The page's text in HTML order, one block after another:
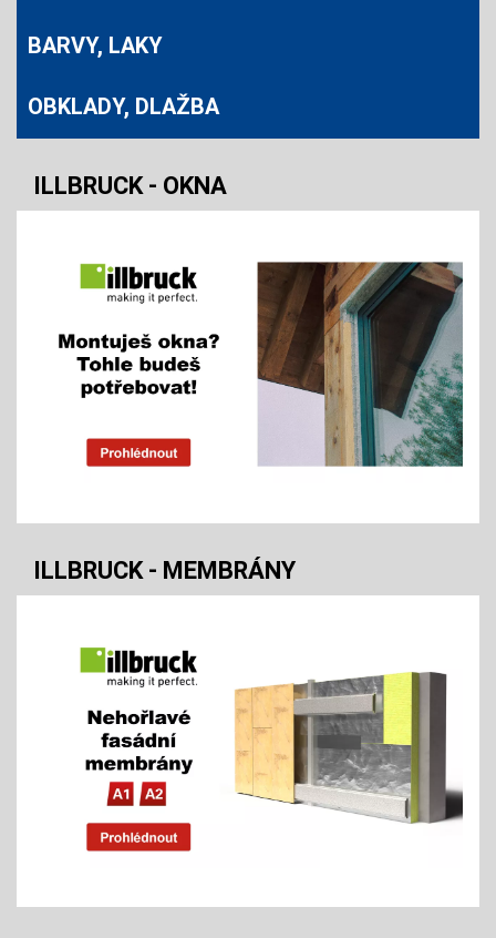
BARVY, LAKY
OBKLADY, DLAŽBA
ILLBRUCK - OKNA
ILLBRUCK - MEMBRÁNY